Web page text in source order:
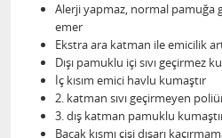
Alerji yapmaz, normal pamuğa
emer
Ekstra ara katman ile emicilik
Dışı pamuklu içi sıvı geçirmez
İç kısım emici havlu kumaştır
2. katman sıvı geçirmeyen
3. dış katman pamuklu
Bacak kısmı çişi dışarı